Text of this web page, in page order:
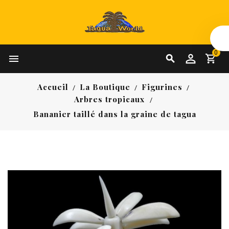

 0
Accueil La Boutique
Figurines
Arbres tropicaux
Bananier taillé dans la graine de tagua